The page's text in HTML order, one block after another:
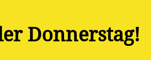
Donnerstag!